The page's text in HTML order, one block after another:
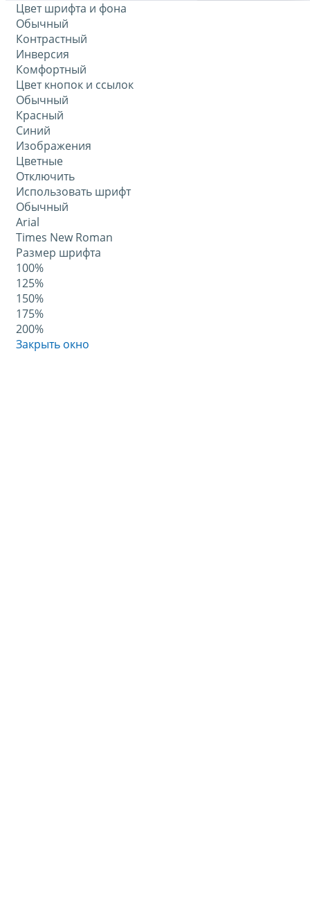
Цвет шрифта и фона
Обычный
Контрастный
Инверсия
Комфортный
Цвет кнопок и ссылок
Обычный
Красный
Синий
Изображения
Цветные
Отключить
Использовать шрифт
Обычный
Arial
Times New Roman
Размер шрифта
100%
125%
150%
175%
200%
Закрыть окно